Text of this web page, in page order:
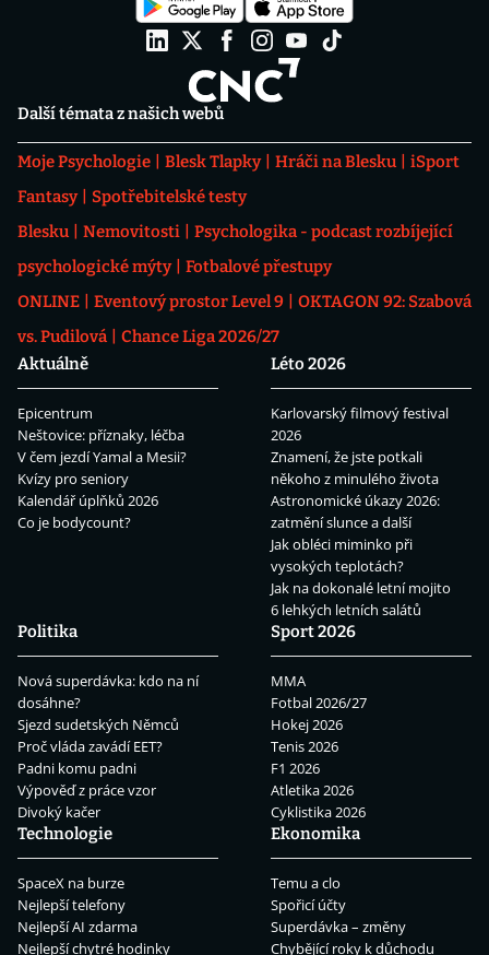
Další témata z našich webů
Moje Psychologie Blesk Tlapky Hráči na Blesku
iSport
Fantasy
Spotřebitelské testy
Blesku
Nemovitosti
Psychologika - podcast rozbíjející
psychologické mýty
Fotbalové přestupy
ONLINE
Eventový prostor Level 9
OKTAGON 92: Szabová
vs. Pudilová
Chance Liga 2026/27
Aktuálně
Epicentrum
Neštovice: příznaky, léčba
V čem jezdí Yamal a Mesii?
Kvízy pro seniory
Kalendář úplňků 2026
Co je bodycount?
Léto 2026
Karlovarský filmový festival
2026
Znamení, že jste potkali
někoho z minulého života
Astronomické úkazy 2026:
zatmění slunce a další
Jak obléci miminko při
vysokých teplotách?
Jak na dokonalé letní mojito
6 lehkých letních salátů
Politika
Nová superdávka: kdo na ní
dosáhne?
Sjezd sudetských Němců
Proč vláda zavádí EET?
Padni komu padni
Výpověď z práce vzor
Divoký kačer
Sport 2026
MMA
Fotbal 2026/27
Hokej 2026
Tenis 2026
F1 2026
Atletika 2026
Cyklistika 2026
Technologie
SpaceX na burze
Nejlepší telefony
Nejlepší AI zdarma
Nejlepší chytré hodinky
Ekonomika
Temu a clo
Spořicí účty
Superdávka – změny
Chybějící roky k důchodu